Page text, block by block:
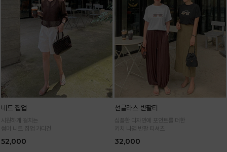
네트 집업
시원하게 걸치는
썸머 니트 집업 가디건
52,000
선글라스 반팔티
심플한 디자인에 포인트를 더한
키치 나염 반팔 티셔츠
32,000